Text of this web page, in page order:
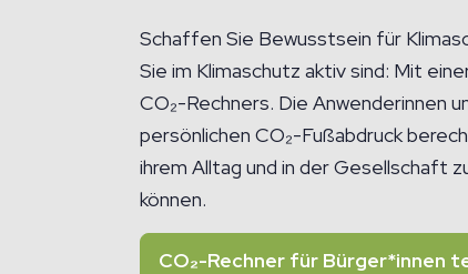
Schaffen Sie Bewusstsein für
Sie im Klimaschutz aktiv sind: Mit
CO₂-Rechners. Die Anwenderinnen
persönlichen CO₂-Fußabdruck
ihrem Alltag und in der Gesellschaft
können.
CO₂-Rechner für Bürger*innen